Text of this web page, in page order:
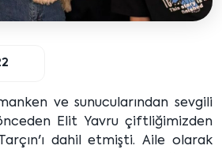
ve sunucularından sevgili
Elit Yavru çiftliğimizden
dahil etmişti. Aile olarak